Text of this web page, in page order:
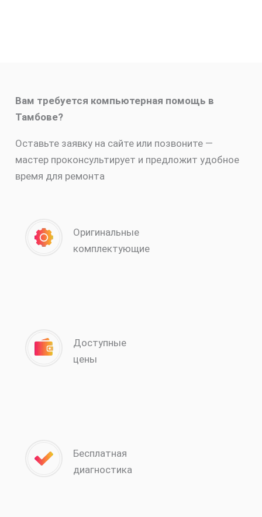
Вам требуется компьютерная помощь в
Тамбове?
Оставьте заявку на сайте или позвоните —
мастер проконсультирует и предложит удобное
время для ремонта
Оригинальные
комплектующие
Доступные
цены
Бесплатная
диагностика